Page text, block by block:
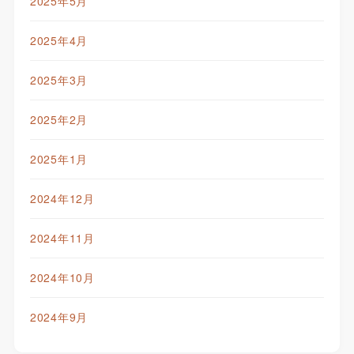
2025年4月
2025年3月
2025年2月
2025年1月
2024年12月
2024年11月
2024年10月
2024年9月